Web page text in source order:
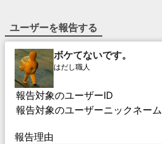
ユーザーを報告する
ボケてないです。
はだし職人
報告対象のユーザーID
報告対象のユーザーニックネーム
報告理由